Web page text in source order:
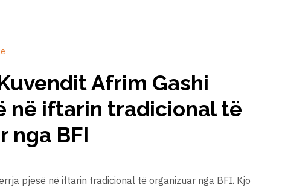
Afrim Gashi
në iftarin tradicional të
nga BFI
pjesë në iftarin tradicional të organizuar nga BFI. Kjo